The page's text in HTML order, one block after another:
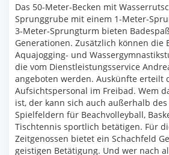
Das 50-Meter-Becken mit
Sprunggrube mit einem 1-Meter-
3-Meter-Sprungturm bieten
Generationen. Zusätzlich können die
Aquajogging- und
die vom Dienstleistungsservice
angeboten werden. Auskünfte erteilt
Aufsichtspersonal im Freibad. Wem
ist, der kann sich auch außerhalb
Spielfeldern für Beachvolleyball,
Tischtennis sportlich betätigen. Für
Zeitgenossen bietet ein Schachfeld
geistigen Betätigung. Und wer nach